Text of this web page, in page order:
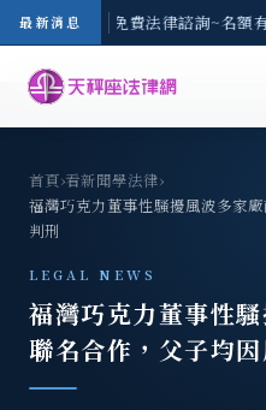
最新消息
-8/3(一) 現場免費法律諮詢~名額
首頁›看新聞學法律›
福灣巧克力董事性騷擾風波多家
判刑
LEGAL NEWS
福灣巧克力董事性
聯名合作，父子均